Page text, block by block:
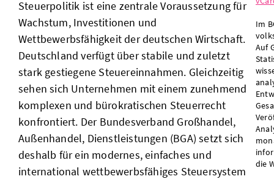
Steuerpolitik ist eine zentrale Voraussetzung für
Wachstum, Investitionen und
Wettbewerbsfähigkeit der deutschen Wirtschaft.
Deutschland verfügt über stabile und zuletzt
stark gestiegene Steuereinnahmen. Gleichzeitig
sehen sich Unternehmen mit einem zunehmend
komplexen und bürokratischen Steuerrecht
konfrontiert. Der Bundesverband Großhandel,
Außenhandel, Dienstleistungen (BGA) setzt sich
deshalb für ein modernes, einfaches und
international wettbewerbsfähiges Steuersystem
Im
Auf
die